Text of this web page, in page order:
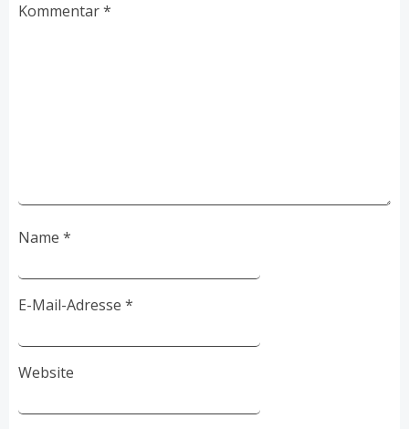
Kommentar*
Name *
E-Mail-Adresse *
Website